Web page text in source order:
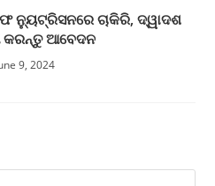
ନ୍ୟୁଟ୍ରିସନରେ ଚାକିରି, ଦ୍ୱାଦଶ
କରନ୍ତୁ ଆବେଦନ
9, 2024